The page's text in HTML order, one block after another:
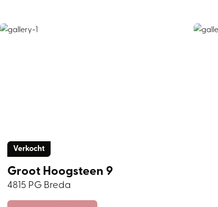
Verkocht
Groot Hoogsteen 9
4815 PG Breda